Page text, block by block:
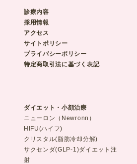
診療内容
採用情報
アクセス
サイトポリシー
プライバシーポリシー
特定商取引法に基づく表記
ダイエット・小顔治療
ニューロン（Newronn）
HIFU(ハイフ)
クリスタル(脂肪冷却分解)
サクセンダ(GLP-1)ダイエット注
射